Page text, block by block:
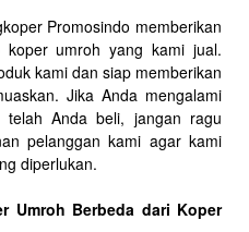
Promosindo memberikan
umroh yang kami jual.
kami dan siap memberikan
Jika Anda mengalami
Anda beli, jangan ragu
pelanggan kami agar kami
diperlukan.
Umroh Berbeda dari Koper